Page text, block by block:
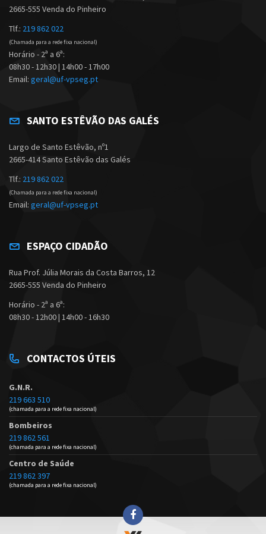
2665-555 Venda do Pinheiro
Tlf.: 219 862 022
(Chamada para a rede fixa nacional)
Horário - 2ª a 6ª:
08h30 - 12h30 | 14h00 - 17h00
Email: geral@uf-vpseg.pt
SANTO ESTÊVÃO DAS GALÉS
Largo de Santo Estêvão, nº1
2665-414 Santo Estêvão das Galés
Tlf.: 219 862 022
(Chamada para a rede fixa nacional)
Email: geral@uf-vpseg.pt
ESPAÇO CIDADÃO
Rua Prof. Júlia Morais da Costa Barros, 12
2665-555 Venda do Pinheiro
Horário - 2ª a 6ª:
08h30 - 12h00 | 14h00 - 16h30
CONTACTOS ÚTEIS
G.N.R.
219 663 510
(chamada para a rede fixa nacional)
Bombeiros
219 862 561
(chamada para a rede fixa nacional)
Centro de Saúde
219 862 397
(chamada para a rede fixa nacional)